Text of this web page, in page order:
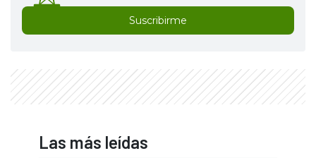
Suscribirme
Las más leídas